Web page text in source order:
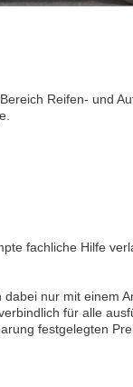
Reifen- und
fachliche Hilfe
nur mit einem
für alle
festgelegten